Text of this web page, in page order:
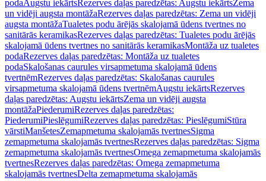
podaAugstu iekārtsRezerves daļas paredzētas: Augstu iekārtsZema
un vidēji augsta montāžaRezerves daļas paredzētas: Zema un vidēji
augsta montāžaTualetes podu ārējās skalojamā ūdens tvertnes no
sanitārās keramikasRezerves daļas paredzētas: Tualetes podu ārējās
skalojamā ūdens tvertnes no sanitārās keramikasMontāža uz tualetes
podaRezerves daļas paredzētas: Montāža uz tualetes
podaSkalošanas caurules virsapmetuma skalojamā ūdens
tvertnēmRezerves daļas paredzētas: Skalošanas caurules
virsapmetuma skalojamā ūdens tvertnēmAugstu iekārtsRezerves
daļas paredzētas: Augstu iekārtsZema un vidēji augsta
montāžaPiederumiRezerves daļas paredzētas:
PiederumiPieslēgumiRezerves daļas paredzētas: PieslēgumiStūra
vārstiManšetesZemapmetuma skalojamās tvertnesSigma
zemapmetuma skalojamās tvertnesRezerves daļas paredzētas: Sigma
zemapmetuma skalojamās tvertnesOmega zemapmetuma skalojamās
tvertnesRezerves daļas paredzētas: Omega zemapmetuma
skalojamās tvertnesDelta zemapmetuma skalojamās